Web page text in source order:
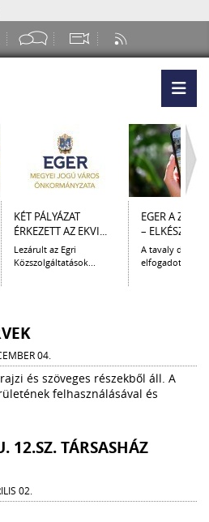
KÉT PÁLYÁZAT
ÉRKEZETT AZ EKVI...
Lezárult az Egri
Közszolgáltatások...
EGER A
– ELKÉSZÜLT
A tavaly
elfogadott
04.
és szöveges részekből áll. A
felhasználásával és
12.SZ. TÁRSASHÁZ
02.